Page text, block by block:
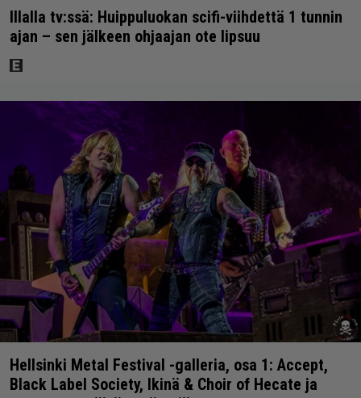
Illalla tv:ssä: Huippuluokan scifi-viihdettä 1 tunnin
ajan – sen jälkeen ohjaajan ote lipsuu
Hellsinki Metal Festival -galleria, osa 1: Accept,
Black Label Society, Ikinä & Choir of Hecate ja